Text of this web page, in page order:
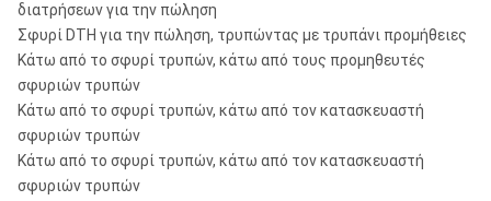
διατρήσεων για την πώληση
Σφυρί DTH για την πώληση, τρυπώντας με τρυπάνι προμήθειες
Κάτω από το σφυρί τρυπών, κάτω από τους προμηθευτές
σφυριών τρυπών
Κάτω από το σφυρί τρυπών, κάτω από τον κατασκευαστή
σφυριών τρυπών
Κάτω από το σφυρί τρυπών, κάτω από τον κατασκευαστή
σφυριών τρυπών